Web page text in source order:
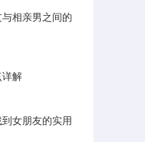
相亲男之间的
详解
女朋友的实用